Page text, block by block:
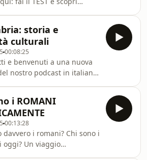
La storia del prog
share/quiz/
parlo con il mio amico
giornalista
cittadinanza italiana, del
legge sul rilascio della
ai discendenti.
insieme i cambiamenti
2025, cosa
storia e
culturali
00:08:25
e benvenuti a una nuova
nostro podcast in italiano
e tradizioni.
i ROMANI
00:13:28
davvero i romani? Chi sono i
oggi? Un viaggio